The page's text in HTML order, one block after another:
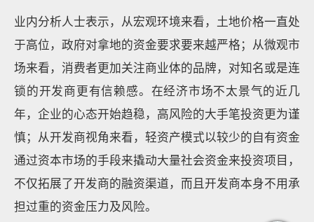
业内分析人士表示，从宏观环境来看，土地价格一直处
于高位，政府对拿地的资金要求要来越严格；从微观市
场来看，消费者更加关注商业体的品牌，对知名或是连
锁的开发商更有信赖感。在经济市场不太景气的近几
年，企业的心态开始趋稳，高风险的大手笔投资更为谨
慎；从开发商视角来看，轻资产模式以较少的自有资金
通过资本市场的手段来撬动大量社会资金来投资项目，
不仅拓展了开发商的融资渠道，而且开发商本身不用承
担过重的资金压力及风险。